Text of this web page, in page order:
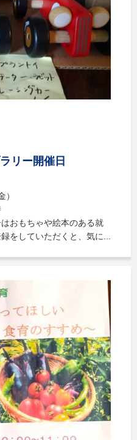
リー開催日
）
おもちゃや絵本のある就
をしていただくと、気に...